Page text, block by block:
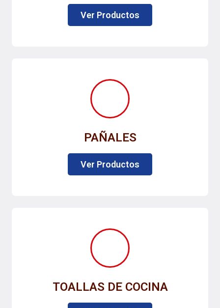
Ver Productos
PAÑALES
Ver Productos
TOALLAS DE COCINA